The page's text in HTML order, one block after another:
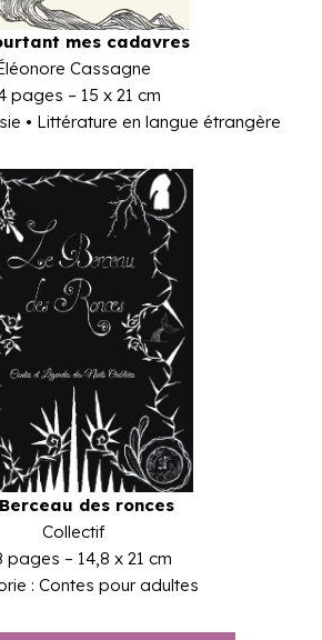
mes cadavres
Cassagne
pages – 15 x 21 cm
• Littérature en langue étrangère
des ronces
Collectif
pages – 14,8 x 21 cm
: Contes pour adultes